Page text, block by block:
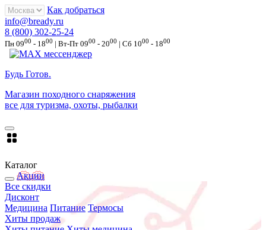
Как добраться
info@bready.ru
8 (800) 302-25-24
Пн 0900 - 1800 | Вт-Пт 0900 - 2000 | Сб 1000 - 1800
Будь Готов.
Магазин походного снаряжения
все для туризма, охоты, рыбалки
Каталог
Акции
Все скидки
Дисконт
Медицина Питание Термосы
Хиты продаж